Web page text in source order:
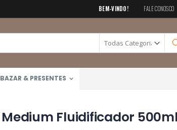
BEM-VINDO! FALE CONOSCO
Pesquisa
BAZAR & PRESENTES
Medium Fluidificador